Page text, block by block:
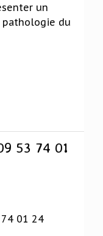
un
du
53 74 01
01 24